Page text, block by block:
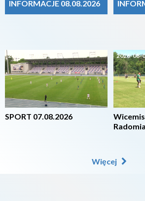
INFORMACJE 08.08.2026
2026-08-07
SPORT 07.08.2026
2026-08-
Więcej